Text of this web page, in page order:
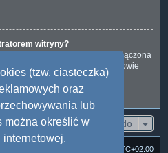
(tzw. ciasteczka)
oraz
lub
można określić w
witryny?
używać – jeśli funkcja ta jest włączona
„Kontakt z nami”. Członkowie
„Zespół administracyjny”.
Przejdź do
UTC+02:00